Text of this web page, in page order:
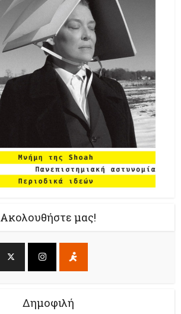
Ακολουθήστε μας!
Δημοφιλή